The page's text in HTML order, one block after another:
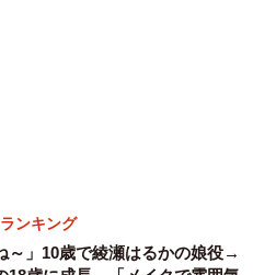
息子の「頼れる彼氏」っぷりを
起きなよ、遅刻するよ」っ
私が起こしてますけど？笑